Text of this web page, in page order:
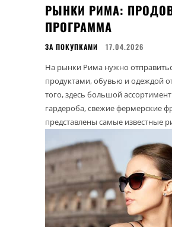
РЫНКИ РИМА:
ПРОГРАММА
ЗА ПОКУПКАМИ 17.04.2026
На рынки Рима нужно
продуктами, обувью и одеждой
того, здесь большой
гардероба, свежие фермерские
представлены самые известные